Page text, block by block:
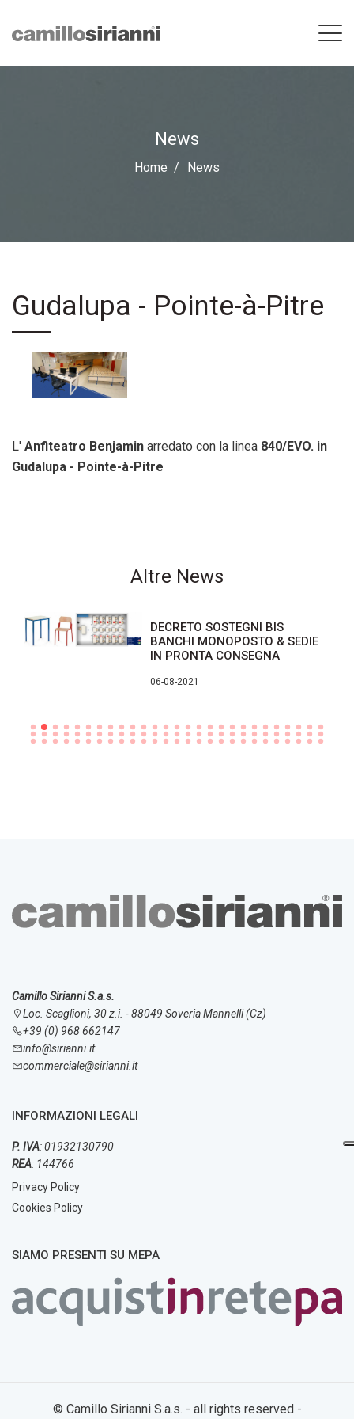
News
Home News
Gudalupa - Pointe-à-Pitre
L' Anfiteatro Benjamin arredato con la linea 840/EVO. in
Gudalupa - Pointe-à-Pitre
Altre News
DECRETO SOSTEGNI BIS
BANCHI MONOPOSTO & SEDIE
IN PRONTA CONSEGNA
06-08-2021
Camillo Sirianni S.a.s.
Loc. Scaglioni, 30 z.i. - 88049 Soveria Mannelli (Cz)
+39 (0) 968 662147
info@sirianni.it
commerciale@sirianni.it
INFORMAZIONI LEGALI
P. IVA: 01932130790
REA: 144766
Privacy Policy
Cookies Policy
SIAMO PRESENTI SU MEPA
© Camillo Sirianni S.a.s. - all rights reserved -